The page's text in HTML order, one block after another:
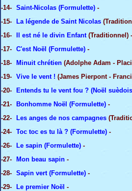
-14- Saint-Nicolas (Formulette) -
-15- La légende de Saint Nicolas
-16- Il est né le divin Enfant (Traditionnel) -
-17- C'est Noël (Formulette) -
-18- Minuit chrétien (Adolphe Adam -
-19- Vive le vent ! (James Pierpont -
-20- Entends tu le vent fou ? (Noël
-21- Bonhomme Noël (Formulette) -
-22- Les anges de nos campagnes
-24- Toc toc es tu là ? (Formulette) -
-26- Le sapin (Formulette) -
-27- Mon beau sapin -
-28- Sapin vert (Formulette) -
-29- Le premier Noël -